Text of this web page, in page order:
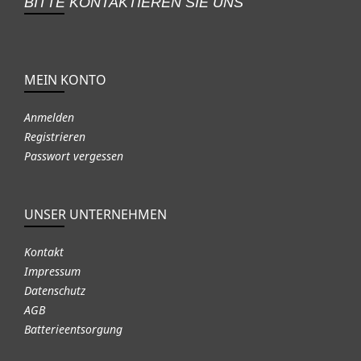
MEIN KONTO
Anmelden
Registrieren
Passwort vergessen
UNSER UNTERNEHMEN
Kontakt
Impressum
Datenschutz
AGB
Batterieentsorgung